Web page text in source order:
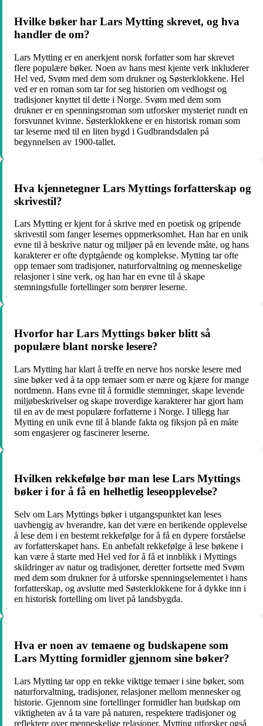
Hvilke bøker har Lars Mytting skrevet, og hva
handler de om?
Lars Mytting er en anerkjent norsk forfatter som har skrevet
flere populære bøker. Noen av hans mest kjente verk inkluderer
Hel ved, Svøm med dem som drukner og Søsterklokkene. Hel
ved er en roman som tar for seg historien om vedhogst og
tradisjoner knyttet til dette i Norge. Svøm med dem som
drukner er en spenningsroman som utforsker mysteriet rundt en
forsvunnet kvinne. Søsterklokkene er en historisk roman som
tar leserne med til en liten bygd i Gudbrandsdalen på
begynnelsen av 1900-tallet.
Hva kjennetegner Lars Myttings forfatterskap og
skrivestil?
Lars Mytting er kjent for å skrive med en poetisk og gripende
skrivestil som fanger lesernes oppmerksomhet. Han har en unik
evne til å beskrive natur og miljøer på en levende måte, og hans
karakterer er ofte dyptgående og komplekse. Mytting tar ofte
opp temaer som tradisjoner, naturforvaltning og menneskelige
relasjoner i sine verk, og han har en evne til å skape
stemningsfulle fortellinger som berører leserne.
Hvorfor har Lars Myttings bøker blitt så
populære blant norske lesere?
Lars Mytting har klart å treffe en nerve hos norske lesere med
sine bøker ved å ta opp temaer som er nære og kjære for mange
nordmenn. Hans evne til å formidle stemninger, skape levende
miljøbeskrivelser og skape troverdige karakterer har gjort ham
til en av de mest populære forfatterne i Norge. I tillegg har
Mytting en unik evne til å blande fakta og fiksjon på en måte
som engasjerer og fascinerer leserne.
Hvilken rekkefølge bør man lese Lars Myttings
bøker i for å få en helhetlig leseopplevelse?
Selv om Lars Myttings bøker i utgangspunktet kan leses
uavhengig av hverandre, kan det være en berikende opplevelse
å lese dem i en bestemt rekkefølge for å få en dypere forståelse
av forfatterskapet hans. En anbefalt rekkefølge å lese bøkene i
kan være å starte med Hel ved for å få et innblikk i Myttings
skildringer av natur og tradisjoner, deretter fortsette med Svøm
med dem som drukner for å utforske spenningselementet i hans
forfatterskap, og avslutte med Søsterklokkene for å dykke inn i
en historisk fortelling om livet på landsbygda.
Hva er noen av temaene og budskapene som
Lars Mytting formidler gjennom sine bøker?
Lars Mytting tar opp en rekke viktige temaer i sine bøker, som
naturforvaltning, tradisjoner, relasjoner mellom mennesker og
historie. Gjennom sine fortellinger formidler han budskap om
viktigheten av å ta vare på naturen, respektere tradisjoner og
reflektere over menneskelige relasjoner. Mytting utforsker også